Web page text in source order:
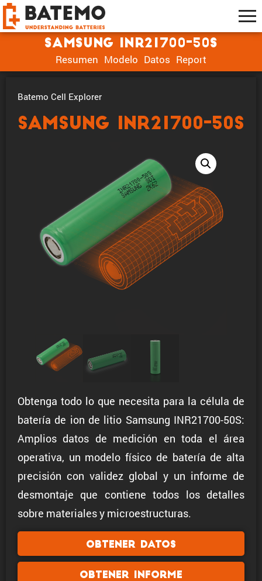
Samsung INR21700-50S
Resumen Modelo Datos Report
Batemo Cell Explorer
Samsung INR21700-50S
Obtenga todo lo que necesita para la célula de
batería de ion de litio Samsung INR21700-50S:
Amplios datos de medición en toda el área
operativa, un modelo físico de batería de alta
precisión con validez global y un informe de
desmontaje que contiene todos los detalles
sobre materiales y microestructuras.
Obtener datos
Obtener informe